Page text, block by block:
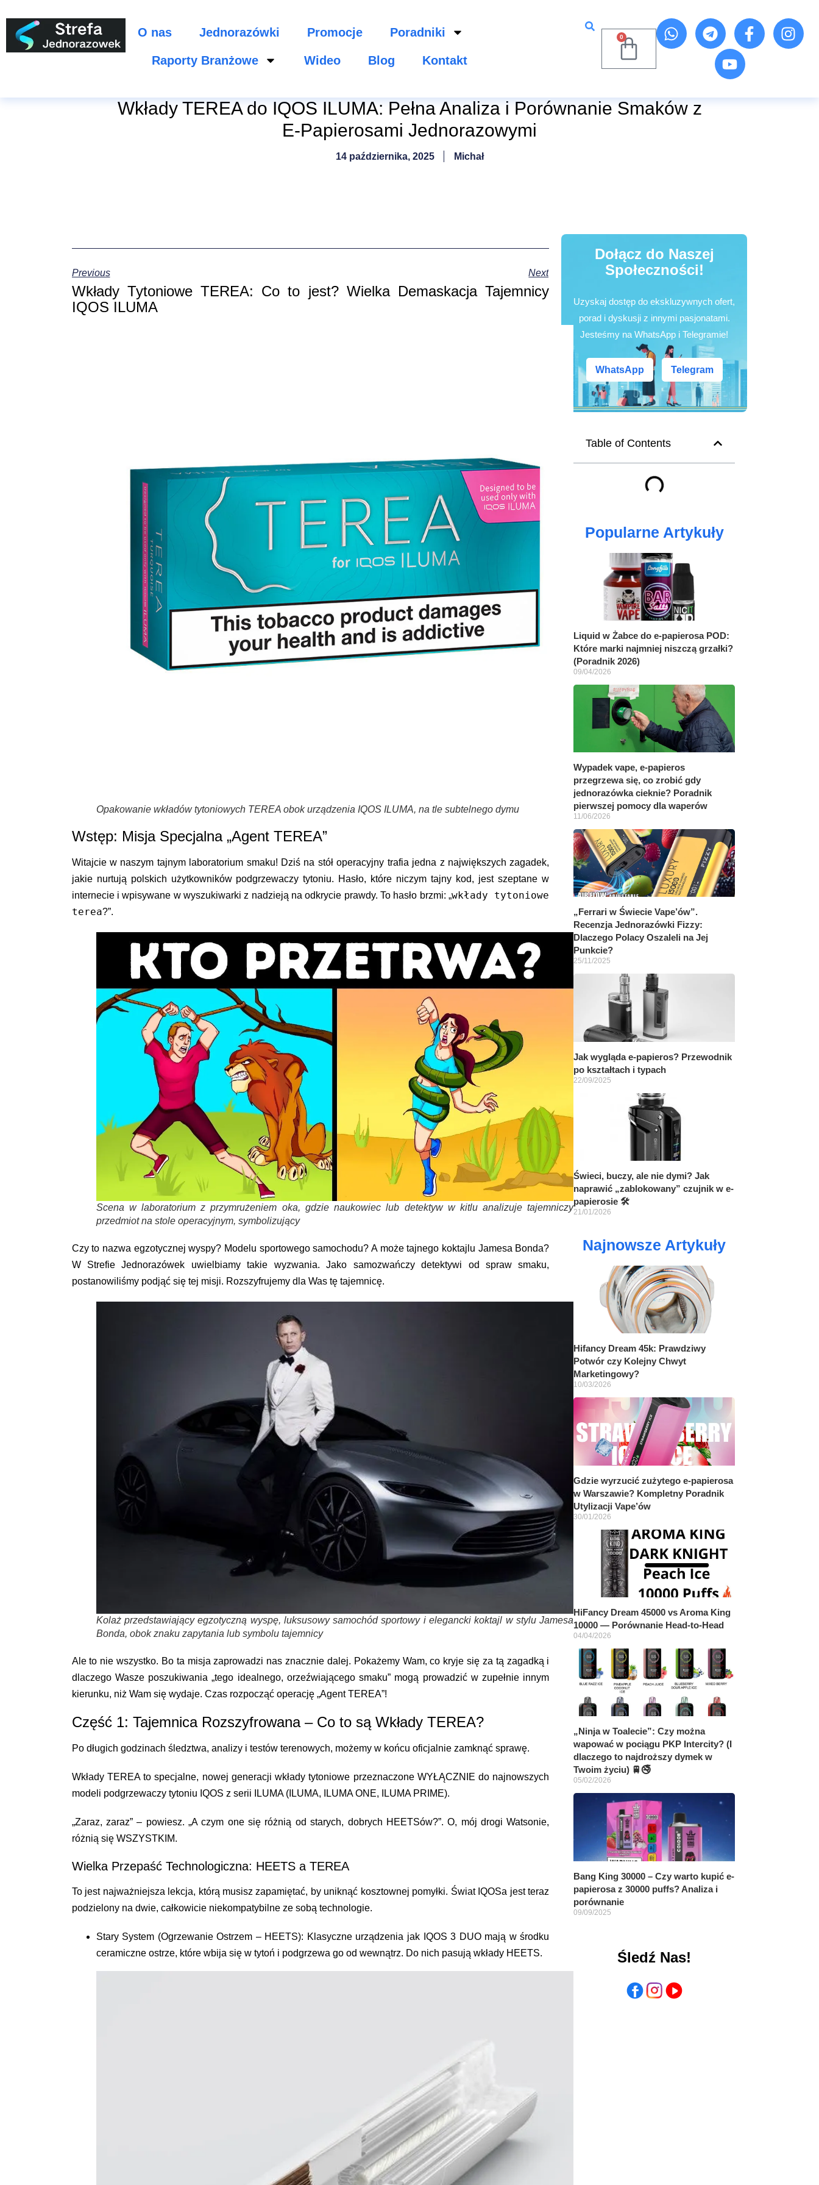
O nas Jednorazówki Promocje Poradniki
Raporty Branżowe Wideo Blog Kontakt
0
Wkłady TEREA do IQOS ILUMA: Pełna Analiza i Porównanie Smaków z
E-Papierosami Jednorazowymi
14 października, 2025 Michał
Dołącz do Naszej
Społeczności!
Uzyskaj dostęp do ekskluzywnych ofert,
porad i dyskusji z innymi pasjonatami.
Jesteśmy na WhatsApp i Telegramie!
WhatsApp Telegram
Table of Contents
Popularne Artykuły
Liquid w Żabce do e-papierosa POD:
Które marki najmniej niszczą grzałki?
(Poradnik 2026)
09/04/2026
Wypadek vape, e-papieros
przegrzewa się, co zrobić gdy
jednorazówka cieknie? Poradnik
pierwszej pomocy dla waperów
11/06/2026
„Ferrari w Świecie Vape’ów”.
Recenzja Jednorazówki Fizzy:
Dlaczego Polacy Oszaleli na Jej
Punkcie?
25/11/2025
Jak wygląda e-papieros? Przewodnik
po kształtach i typach
22/09/2025
Świeci, buczy, ale nie dymi? Jak
naprawić „zablokowany” czujnik w e-
papierosie 🛠️
21/01/2026
Najnowsze Artykuły
Hifancy Dream 45k: Prawdziwy
Potwór czy Kolejny Chwyt
Marketingowy?
10/03/2026
Gdzie wyrzucić zużytego e-papierosa
w Warszawie? Kompletny Poradnik
Utylizacji Vape’ów
30/01/2026
HiFancy Dream 45000 vs Aroma King
10000 — Porównanie Head-to-Head
04/04/2026
„Ninja w Toalecie”: Czy można
wapować w pociągu PKP Intercity? (I
dlaczego to najdroższy dymek w
Twoim życiu) 🚆🚭
05/02/2026
Bang King 30000 – Czy warto kupić e-
papierosa z 30000 puffs? Analiza i
porównanie
09/09/2025
Śledź Nas!
Previous Next
Wkłady Tytoniowe TEREA: Co to jest? Wielka Demaskacja Tajemnicy
IQOS ILUMA
Opakowanie wkładów tytoniowych TEREA obok urządzenia IQOS ILUMA, na tle subtelnego dymu
Wstęp: Misja Specjalna „Agent TEREA”
Witajcie w naszym tajnym laboratorium smaku! Dziś na stół operacyjny trafia jedna z największych zagadek,
jakie nurtują polskich użytkowników podgrzewaczy tytoniu. Hasło, które niczym tajny kod, jest szeptane w
internecie i wpisywane w wyszukiwarki z nadzieją na odkrycie prawdy. To hasło brzmi: „wkłady tytoniowe
terea?”.
Scena w laboratorium z przymrużeniem oka, gdzie naukowiec lub detektyw w kitlu analizuje tajemniczy
przedmiot na stole operacyjnym, symbolizujący
Czy to nazwa egzotycznej wyspy? Modelu sportowego samochodu? A może tajnego koktajlu Jamesa Bonda?
W Strefie Jednorazówek uwielbiamy takie wyzwania. Jako samozwańczy detektywi od spraw smaku,
postanowiliśmy podjąć się tej misji. Rozszyfrujemy dla Was tę tajemnicę.
Kolaż przedstawiający egzotyczną wyspę, luksusowy samochód sportowy i elegancki koktajl w stylu Jamesa
Bonda, obok znaku zapytania lub symbolu tajemnicy
Ale to nie wszystko. Bo ta misja zaprowadzi nas znacznie dalej. Pokażemy Wam, co kryje się za tą zagadką i
dlaczego Wasze poszukiwania „tego idealnego, orzeźwiającego smaku” mogą prowadzić w zupełnie innym
kierunku, niż Wam się wydaje. Czas rozpocząć operację „Agent TEREA”!
Część 1: Tajemnica Rozszyfrowana – Co to są Wkłady TEREA?
Po długich godzinach śledztwa, analizy i testów terenowych, możemy w końcu oficjalnie zamknąć sprawę.
Wkłady TEREA to specjalne, nowej generacji wkłady tytoniowe przeznaczone WYŁĄCZNIE do najnowszych
modeli podgrzewaczy tytoniu IQOS z serii ILUMA (ILUMA, ILUMA ONE, ILUMA PRIME).
„Zaraz, zaraz” – powiesz. „A czym one się różnią od starych, dobrych HEETSów?”. O, mój drogi Watsonie,
różnią się WSZYSTKIM.
Wielka Przepaść Technologiczna: HEETS a TEREA
To jest najważniejsza lekcja, którą musisz zapamiętać, by uniknąć kosztownej pomyłki. Świat IQOSa jest teraz
podzielony na dwie, całkowicie niekompatybilneze sobą technologie.
Stary System (Ogrzewanie Ostrzem – HEETS): Klasyczne urządzenia jak IQOS 3 DUO mają w środku
ceramiczne ostrze, które wbija się w tytoń i podgrzewa go od wewnątrz. Do nich pasują wkłady HEETS.